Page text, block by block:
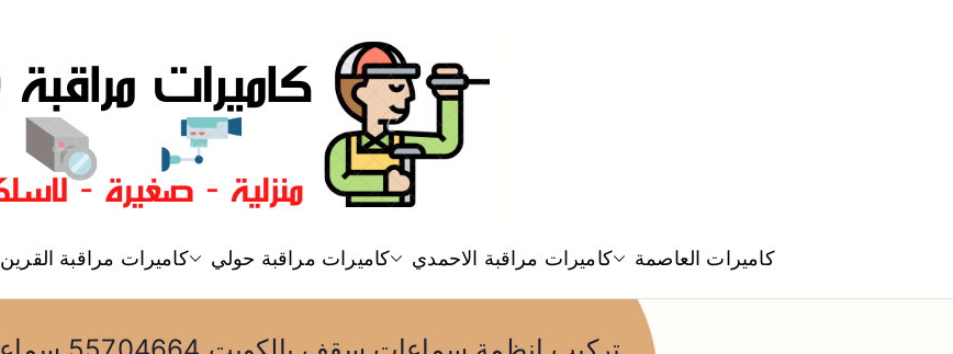
كاميرات مراقبة
فني كاميرات مراقبة الكويت كاميرات العاصمة كاميرات مراقبة الاحمدي كاميرات مراقبة حولي كاميرات مراقبة القرين